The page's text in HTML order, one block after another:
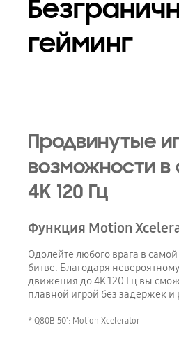
гейминг
Продвинутые
возможности
4K 120 Гц
Функция Motion
Одолейте любого врага в
битве. Благодаря
движения до 4K 120 Гц вы
плавной игрой без задержек и
* Q80B 50': Motion Xcelerator